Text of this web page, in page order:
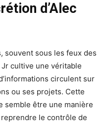
d’Alec
souvent sous les feux des
cultive une véritable
circulent sur
ou ses projets. Cette
semble être une manière
le contrôle de